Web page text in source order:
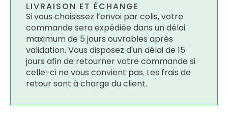
LIVRAISON ET ÉCHANGE
Si vous choisissez l’envoi par colis, votre
commande sera expédiée dans un délai
maximum de 5 jours ouvrables après
validation. Vous disposez d'un délai de 15
jours afin de retourner votre commande si
celle-ci ne vous convient pas. Les frais de
retour sont à charge du client.